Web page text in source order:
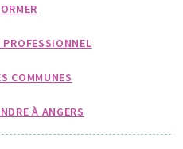
COMMUNES
À ANGERS